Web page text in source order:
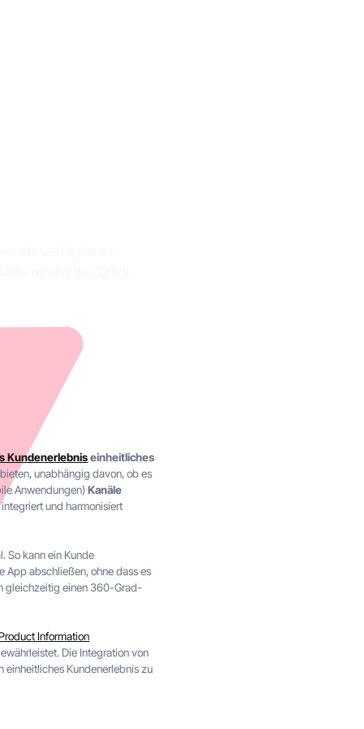
Kundenerlebniseinheitliches
unabhängig davon, ob es
Anwendungen)Kanäle
und harmonisiert
So kann ein Kunde
App abschließen, ohne dass es
gleichzeitig einen 360-Grad-
Information
Die Integration von
einheitliches Kundenerlebnis zu